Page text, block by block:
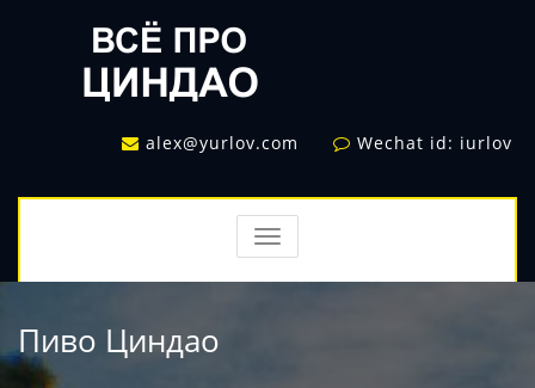
alex@yurlov.com Wechat id: iurlov
TOGGLE
NAVIGATION
Пиво Циндао